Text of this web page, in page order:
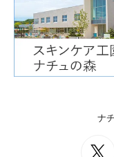
ママ&
ナ